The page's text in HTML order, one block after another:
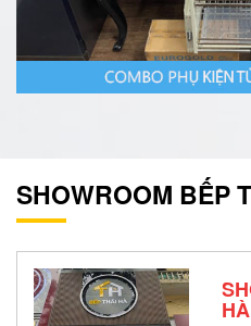
SHOWROOM BẾP
HÀ